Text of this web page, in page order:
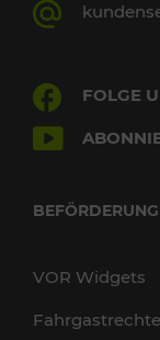
FOLGE
BEFÖRDERUNG
VOR Widgets
Fahrgastrechte